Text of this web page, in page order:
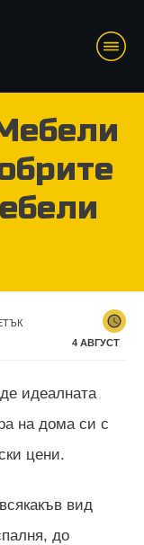
4 АВГУСТ
идеалната
на дома си с
цени.
вид
до